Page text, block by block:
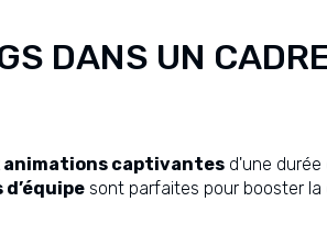
DANS UN
animations captivantes d'une durée
sont parfaites pour booster